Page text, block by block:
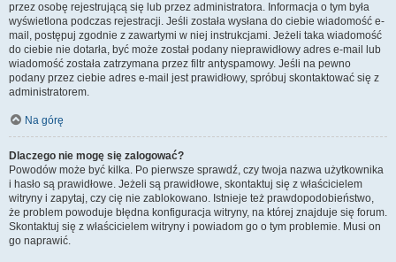
przez osobę rejestrującą się lub przez administratora. Informacja o tym była
wyświetlona podczas rejestracji. Jeśli została wysłana do ciebie wiadomość e-
mail, postępuj zgodnie z zawartymi w niej instrukcjami. Jeżeli taka wiadomość
do ciebie nie dotarła, być może został podany nieprawidłowy adres e-mail lub
wiadomość została zatrzymana przez filtr antyspamowy. Jeśli na pewno
podany przez ciebie adres e-mail jest prawidłowy, spróbuj skontaktować się z
administratorem.
Na górę
Dlaczego nie mogę się zalogować?
Powodów może być kilka. Po pierwsze sprawdź, czy twoja nazwa użytkownika
i hasło są prawidłowe. Jeżeli są prawidłowe, skontaktuj się z właścicielem
witryny i zapytaj, czy cię nie zablokowano. Istnieje też prawdopodobieństwo,
że problem powoduje błędna konfiguracja witryny, na której znajduje się forum.
Skontaktuj się z właścicielem witryny i powiadom go o tym problemie. Musi on
go naprawić.